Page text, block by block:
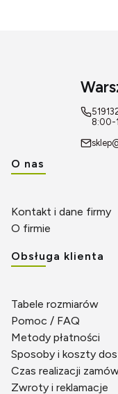
8:00-
Linki w
O nas
Kontakt i dane firmy
O firmie
Obsługa klienta
Tabele rozmiarów
Pomoc / FAQ
Metody płatności
Sposoby i koszty
Czas realizacji
Zwroty i reklamacje